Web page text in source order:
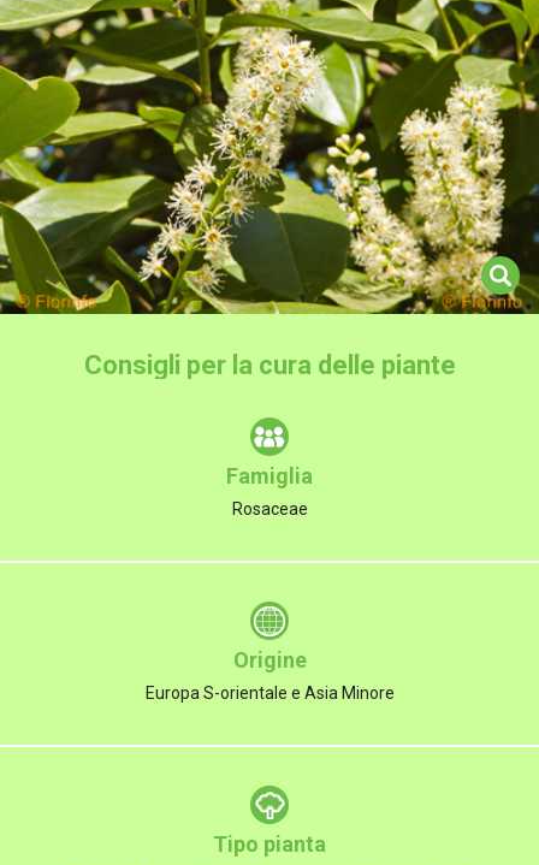
Consigli per la cura delle piante
Famiglia
Rosaceae
Origine
Europa S-orientale e Asia Minore
Tipo pianta